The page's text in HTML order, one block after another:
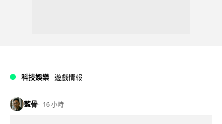
科技娛樂 遊戲情報
藍骨 16 小時